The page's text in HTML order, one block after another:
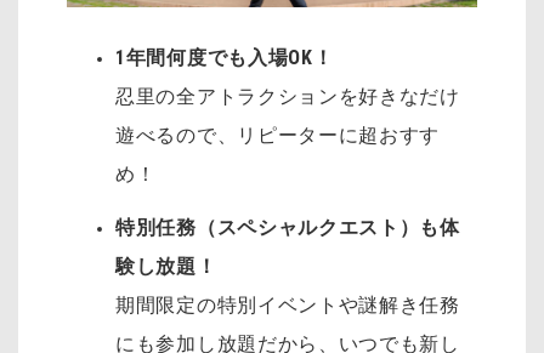
1年間何度でも入場OK！
忍里の全アトラクションを好きなだけ
遊べるので、リピーターに超おすす
め！
特別任務（スペシャルクエスト）も体
験し放題！
期間限定の特別イベントや謎解き任務
にも参加し放題だから、いつでも新し